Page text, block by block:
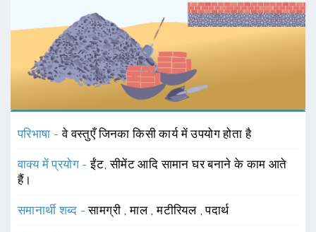
परिभाषा -वे वस्तुएँ जिनका किसी कार्य में उपयोग होता है
वाक्य में प्रयोग -ईंट, सीमेंट आदि सामान घर बनाने के काम आते
हैं।
समानार्थी शब्द -सामग्री ,माल ,मटीरियल ,पदार्थ